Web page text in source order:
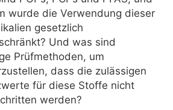
wurde die Verwendung dieser
gesetzlich
Und was sind
Prüfmethoden, um
dass die zulässigen
für diese Stoffe nicht
werden?